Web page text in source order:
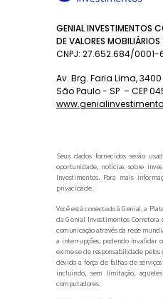
GENIAL INVESTIMENTOS
DE VALORES MOBILIÁRIOS
CNPJ: 27.652.684/0001-
Av. Brg. Faria Lima,
São Paulo - SP – CEP
Seus dados fornecidos serão
oportunidade, notícias sobre
Investimentos. Para mais
privacidade .
Você está conectado à Genial, a
da Genial Investimentos Corretora
comunicação através da rede
a interrupções, podendo invalidar
exime-se de responsabilidade
devido a força de falhas de
incluindo, sem limitação,
computadores.